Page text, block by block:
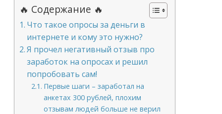
🔥 Содержание 🔥
Что такое опросы за деньги в
интернете и кому это нужно?
Я прочел негативный отзыв про
заработок на опросах и решил
попробовать сам!
Первые шаги – заработал на
анкетах 300 рублей, плохим
отзывам людей больше не верил